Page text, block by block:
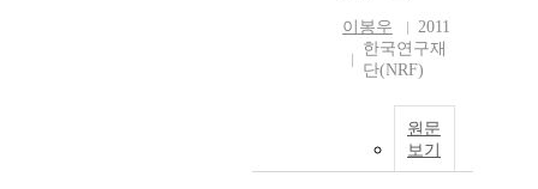
이봉우
2011
한국연구재
단(NRF)
원문
보기